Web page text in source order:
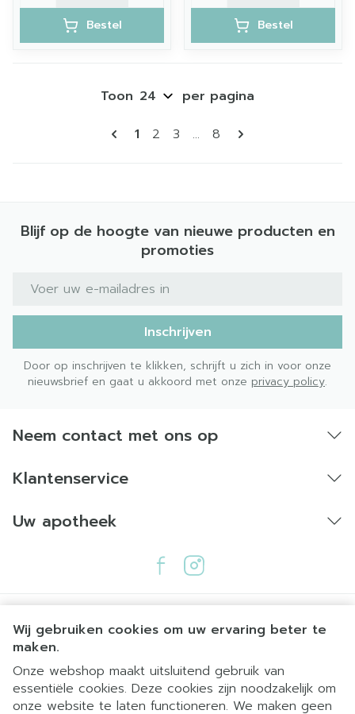
Wij gebruiken cookies om uw ervaring beter te
maken.
Onze webshop maakt uitsluitend gebruik van
essentiële cookies. Deze cookies zijn noodzakelijk om
onze website te laten functioneren. We maken geen
Bestel Bestel
Pagina's
U lees momenteel pagina
1 Pagina
2 Pagina
3 ... Pagina
8
Toon per pagina
Blijf op de hoogte van nieuwe producten en
promoties
E-mail adres
Inschrijven
Door op inschrijven te klikken, schrijft u zich in voor onze
nieuwsbrief en gaat u akkoord met onze privacy policy.
Neem contact met ons op
Klantenservice
Uw apotheek
Juridische links